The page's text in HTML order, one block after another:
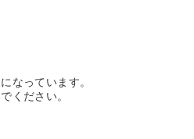
なっています。
ください。